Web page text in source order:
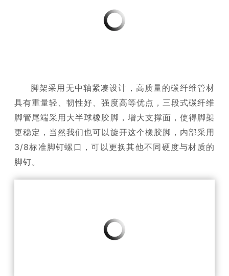
脚架采用无中轴紧凑设计，高质量的碳纤维管材
具有重量轻、韧性好、强度高等优点，三段式碳纤维
脚管尾端采用大半球橡胶脚，增大支撑面，使得脚架
更稳定，当然我们也可以旋开这个橡胶脚，内部采用
3/8标准脚钉螺口，可以更换其他不同硬度与材质的
脚钉。